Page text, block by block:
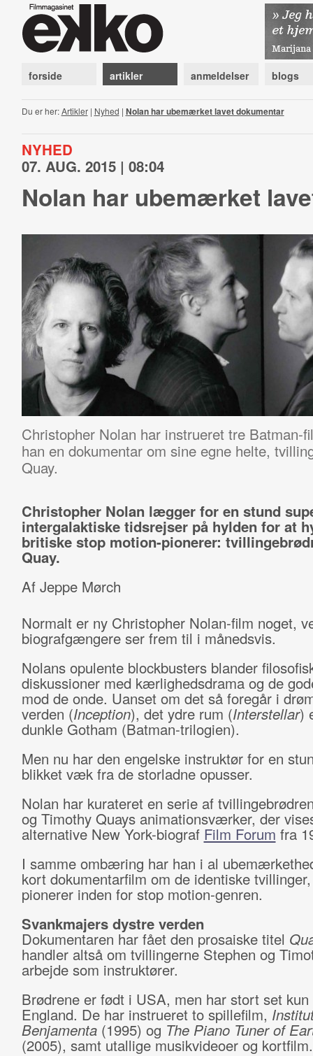
forside artikler anmeldelser blogs
Du er her:Artikler| Nyhed | Nolan har ubemærket lavet dokumentar
NYHED
07. AUG. 2015 | 08:04
Nolan har ubemærket
Christopher Nolan har instrueret tre
han en dokumentar om sine egne helte,
Quay.
Christopher Nolan lægger for en stund
intergalaktiske tidsrejser på hylden for at
britiske stop motion-pionerer:
Quay.
Af Jeppe Mørch
Normalt er ny Christopher Nolan-film noget,
biografgængere ser frem til i månedsvis.
Nolans opulente blockbusters blander
diskussioner med kærlighedsdrama og de
mod de onde. Uanset om det så foregår i
verden (Inception), det ydre rum (Interstellar)
dunkle Gotham (Batman-trilogien).
Men nu har den engelske instruktør for en
blikket væk fra de storladne opusser.
Nolan har kurateret en serie af
og Timothy Quays animationsværker, der
alternative New York-biograf Film Forum fra
I samme ombæring har han i al
kort dokumentarfilm om de identiske
pionerer inden for stop motion-genren.
Svankmajers dystre verden
Dokumentaren har fået den prosaiske titel
handler altså om tvillingerne Stephen og
arbejde som instruktører.
Brødrene er født i USA, men har stort set
England. De har instrueret to spillefilm,
Benjamenta(1995) og The Piano Tuner of
(2005), samt utallige musikvideoer og kortfilm.